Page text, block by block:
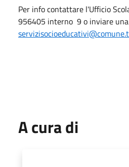
Per info contattare l'Ufficio
956405 interno 9 o inviare
A cura di